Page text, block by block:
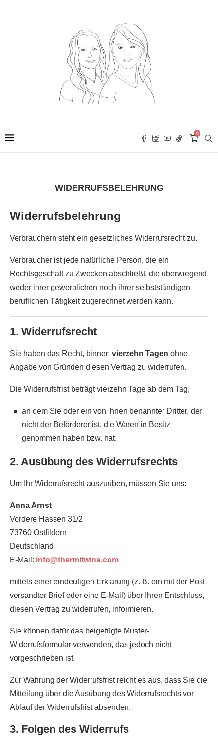
0
WIDERRUFSBELEHRUNG
Widerrufsbelehrung
Verbrauchern steht ein gesetzliches Widerrufsrecht zu.
Verbraucher ist jede natürliche Person, die ein
Rechtsgeschäft zu Zwecken abschließt, die überwiegend
weder ihrer gewerblichen noch ihrer selbstständigen
beruflichen Tätigkeit zugerechnet werden kann.
1. Widerrufsrecht
Sie haben das Recht, binnen vierzehn Tagen ohne
Angabe von Gründen diesen Vertrag zu widerrufen.
Die Widerrufsfrist beträgt vierzehn Tage ab dem Tag,
an dem Sie oder ein von Ihnen benannter Dritter, der
nicht der Beförderer ist, die Waren in Besitz
genommen haben bzw. hat.
2. Ausübung des Widerrufsrechts
Um Ihr Widerrufsrecht auszuüben, müssen Sie uns:
Anna Arnst
Vordere Hassen 31/2
73760 Ostfildern
Deutschland
E-Mail: info@thermitwins.com
mittels einer eindeutigen Erklärung (z. B. ein mit der Post
versandter Brief oder eine E-Mail) über Ihren Entschluss,
diesen Vertrag zu widerrufen, informieren.
Sie können dafür das beigefügte Muster-
Widerrufsformular verwenden, das jedoch nicht
vorgeschrieben ist.
Zur Wahrung der Widerrufsfrist reicht es aus, dass Sie die
Mitteilung über die Ausübung des Widerrufsrechts vor
Ablauf der Widerrufsfrist absenden.
3. Folgen des Widerrufs